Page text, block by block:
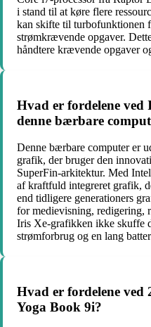
i stand til at køre flere
kan skifte til turbofunktionen
strømkrævende opgaver.
håndtere krævende opgaver
Hvad er fordelene
denne bærbare
Denne bærbare computer er
grafik, der bruger den
SuperFin-arkitektur. Med
af kraftfuld integreret grafik,
end tidligere generationers
for medievisning, redigering,
Iris Xe-grafikken ikke skuffe
strømforbrug og en lang
Hvad er fordelene ved
Yoga Book 9i?